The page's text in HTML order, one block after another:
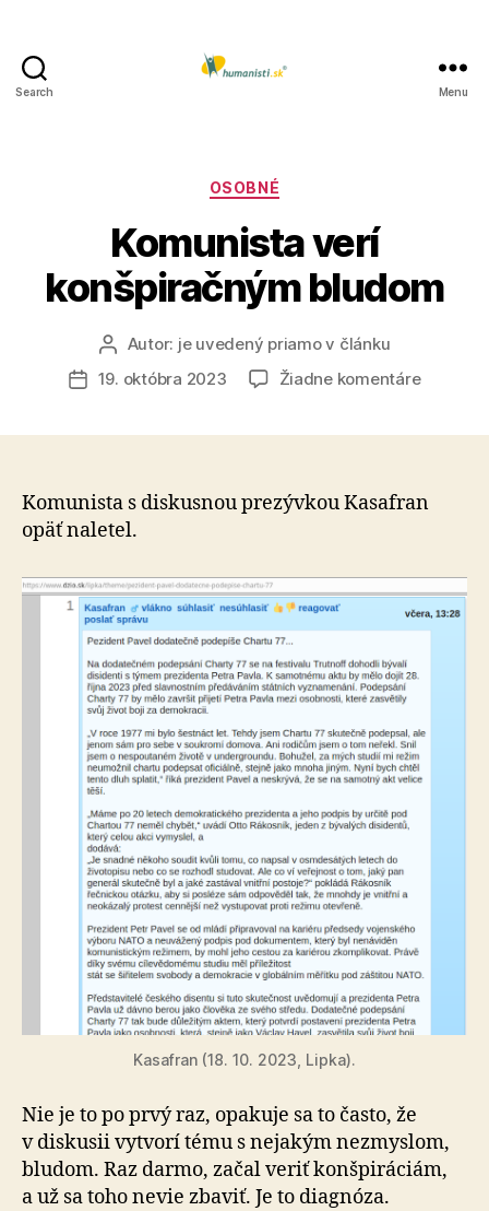
Search Menu
Kategórie
OSOBNÉ
Komunista verí
konšpiračným bludom
Autor
článku
Autor: je uvedený priamo v článku
Dátum
19. októbra 2023 Žiadne komentárena
Komunista s diskusnou prezývkou Kasafran
opäť naletel.
Kasafran (18. 10. 2023, Lipka).
Nie je to po prvý raz, opakuje sa to často, že
v diskusii vytvorí tému s nejakým nezmyslom,
bludom. Raz darmo, začal veriť konšpiráciám,
a už sa toho nevie zbaviť. Je to diagnóza.